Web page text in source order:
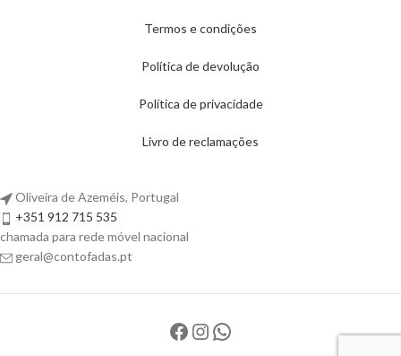
Termos e condições
Política de devolução
Política de privacidade
Livro de reclamações
Oliveira de Azeméis, Portugal
+351 912 715 535
chamada para rede móvel nacional
geral@contofadas.pt